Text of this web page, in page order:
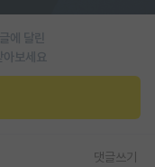
에 달린
보세요
댓글쓰기